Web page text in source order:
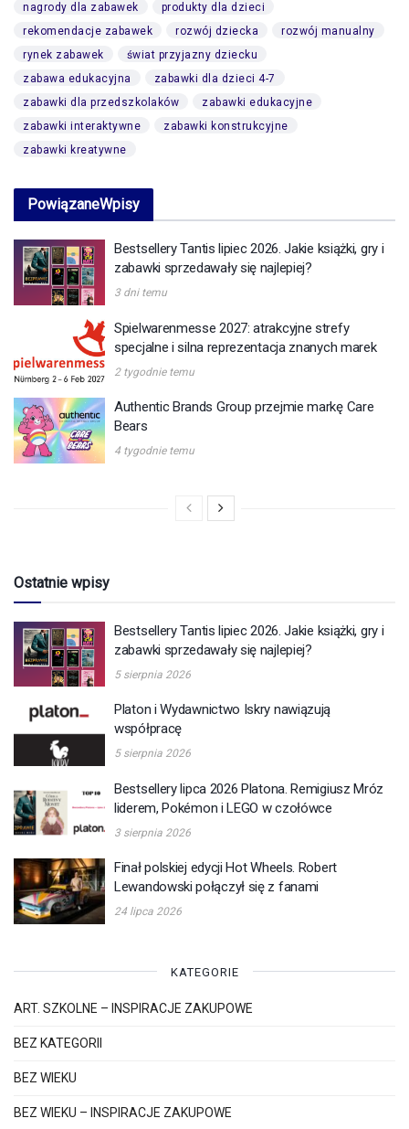
nagrody dla zabawek
produkty dla dzieci
rekomendacje zabawek
rozwój dziecka
rozwój manualny
rynek zabawek
świat przyjazny dziecku
zabawa edukacyjna
zabawki dla dzieci 4-7
zabawki dla przedszkolaków
zabawki edukacyjne
zabawki interaktywne
zabawki konstrukcyjne
zabawki kreatywne
PowiązaneWpisy
Bestsellery Tantis lipiec 2026. Jakie książki, gry i
zabawki sprzedawały się najlepiej?
3 dni temu
Spielwarenmesse 2027: atrakcyjne strefy
specjalne i silna reprezentacja znanych marek
2 tygodnie temu
Authentic Brands Group przejmie markę Care
Bears
4 tygodnie temu
Ostatnie wpisy
Bestsellery Tantis lipiec 2026. Jakie książki, gry i
zabawki sprzedawały się najlepiej?
5 sierpnia 2026
Platon i Wydawnictwo Iskry nawiązują
współpracę
5 sierpnia 2026
Bestsellery lipca 2026 Platona. Remigiusz Mróz
liderem, Pokémon i LEGO w czołówce
3 sierpnia 2026
Finał polskiej edycji Hot Wheels. Robert
Lewandowski połączył się z fanami
24 lipca 2026
KATEGORIE
ART. SZKOLNE – INSPIRACJE ZAKUPOWE
BEZ KATEGORII
BEZ WIEKU
BEZ WIEKU – INSPIRACJE ZAKUPOWE